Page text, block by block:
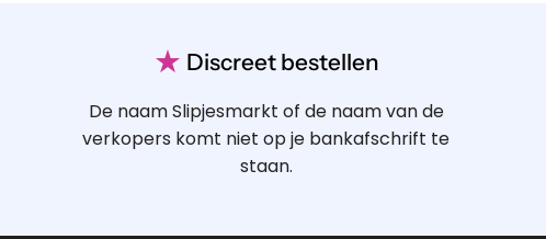
★ Discreet bestellen
De naam Slipjesmarkt of de naam van de
verkopers komt niet op je bankafschrift te
staan.